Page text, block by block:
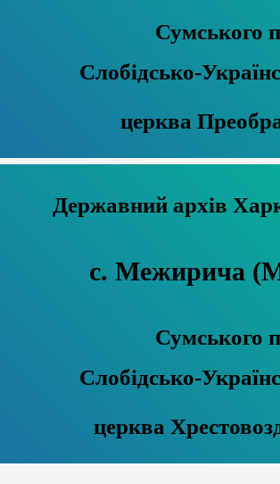
Сумського
Слобідсько-
церква
с. Межирича
Сумського
Слобідсько-
церква